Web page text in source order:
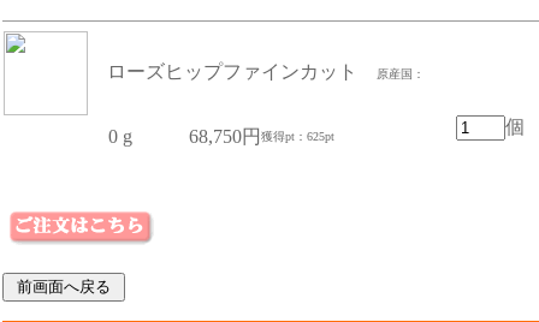
ローズヒップファインカット 原産国：
0 g 68,750円 獲得pt：625pt 個